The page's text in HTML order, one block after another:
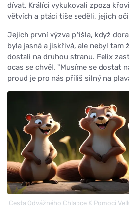
dívat. Králíci vykukovali zpoza
větvích a ptáci tiše seděli, jejich
Jejich první výzva přišla, když
byla jasná a jiskřivá, ale nebyl tam
dostali na druhou stranu. Felix
ocas se chvěl. "Musíme se dostat
proud je pro nás příliš silný na
Cesta Odvážného Chlapce K Pomoci